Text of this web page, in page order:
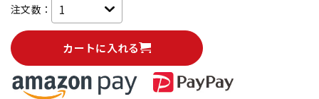
注文数：
カートに入れる